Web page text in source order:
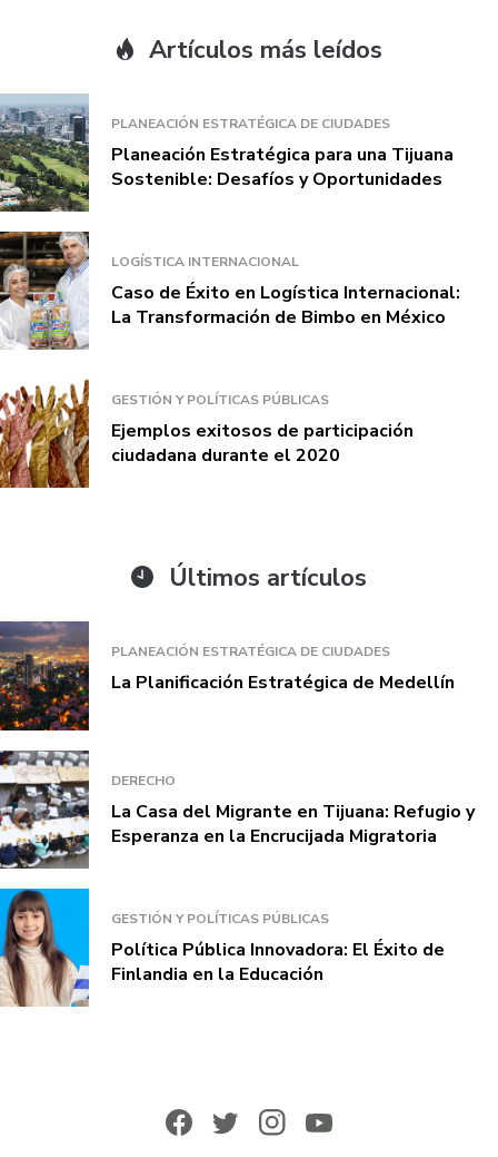
Artículos más leídos
PLANEACIÓN ESTRATÉGICA DE CIUDADES
Planeación Estratégica para una Tijuana
Sostenible: Desafíos y Oportunidades
LOGÍSTICA INTERNACIONAL
Caso de Éxito en Logística Internacional:
La Transformación de Bimbo en México
GESTIÓN Y POLÍTICAS PÚBLICAS
Ejemplos exitosos de participación
ciudadana durante el 2020
Últimos artículos
PLANEACIÓN ESTRATÉGICA DE CIUDADES
La Planificación Estratégica de Medellín
DERECHO
La Casa del Migrante en Tijuana: Refugio y
Esperanza en la Encrucijada Migratoria
GESTIÓN Y POLÍTICAS PÚBLICAS
Política Pública Innovadora: El Éxito de
Finlandia en la Educación